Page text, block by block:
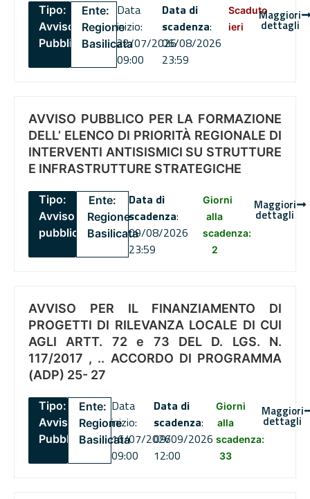
Tipo:
Avviso
Pubblico
Ente:
Regione
Basilicata
Data
inizio:
22/07/2026
09:00
Data di
scadenza:
06/08/2026
23:59
Scaduto
ieri
Maggiori
dettagli
AVVISO PUBBLICO PER LA FORMAZIONE
DELL’ ELENCO DI PRIORITÀ REGIONALE DI
INTERVENTI ANTISISMICI SU STRUTTURE
E INFRASTRUTTURE STRATEGICHE
Tipo:
Avviso
pubblico
Ente:
Regione
Basilicata
Data di
scadenza:
09/08/2026
23:59
Giorni
alla
scadenza:
2
Maggiori
dettagli
AVVISO PER IL FINANZIAMENTO DI
PROGETTI DI RILEVANZA LOCALE DI CUI
AGLI ARTT. 72 e 73 DEL D. LGS. N.
117/2017 , .. ACCORDO DI PROGRAMMA
(ADP) 25- 27
Tipo:
Avviso
Pubblico
Ente:
Regione
Basilicata
Data
inizio:
16/07/2026
09:00
Data di
scadenza:
09/09/2026
12:00
Giorni
alla
scadenza:
33
Maggiori
dettagli